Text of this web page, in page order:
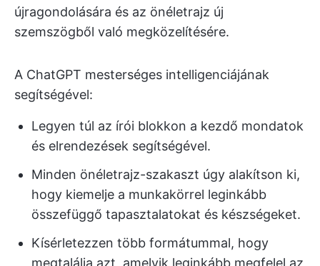
újragondolására és az önéletrajz új
szemszögből való megközelítésére.
A ChatGPT mesterséges intelligenciájának
segítségével:
Legyen túl az írói blokkon a kezdő mondatok
és elrendezések segítségével.
Minden önéletrajz-szakaszt úgy alakítson ki,
hogy kiemelje a munkakörrel leginkább
összefüggő tapasztalatokat és készségeket.
Kísérletezzen több formátummal, hogy
megtalálja azt, amelyik leginkább megfelel az